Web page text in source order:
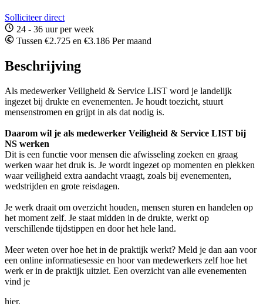
Solliciteer direct
24 - 36 uur per week
Tussen €2.725 en €3.186 Per maand
Beschrijving
Als medewerker Veiligheid & Service LIST word je landelijk
ingezet bij drukte en evenementen. Je houdt toezicht, stuurt
mensenstromen en grijpt in als dat nodig is.
Daarom wil je als medewerker Veiligheid & Service LIST bij
NS werken
Dit is een functie voor mensen die afwisseling zoeken en graag
werken waar het druk is. Je wordt ingezet op momenten en plekken
waar veiligheid extra aandacht vraagt, zoals bij evenementen,
wedstrijden en grote reisdagen.
Je werk draait om overzicht houden, mensen sturen en handelen op
het moment zelf. Je staat midden in de drukte, werkt op
verschillende tijdstippen en door het hele land.
Meer weten over hoe het in de praktijk werkt? Meld je dan aan voor
een online informatiesessie en hoor van medewerkers zelf hoe het
werk er in de praktijk uitziet. Een overzicht van alle evenementen
vind je
hier.